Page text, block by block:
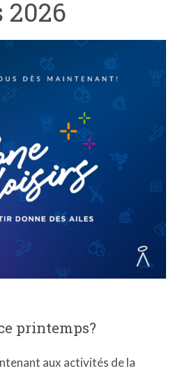
printemps?
aux activités de la